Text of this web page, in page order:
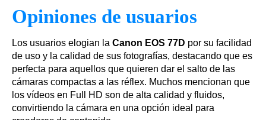
Opiniones de usuarios
Los usuarios elogian la Canon EOS 77D por su facilidad
de uso y la calidad de sus fotografías, destacando que es
perfecta para aquellos que quieren dar el salto de las
cámaras compactas a las réflex. Muchos mencionan que
los vídeos en Full HD son de alta calidad y fluidos,
convirtiendo la cámara en una opción ideal para